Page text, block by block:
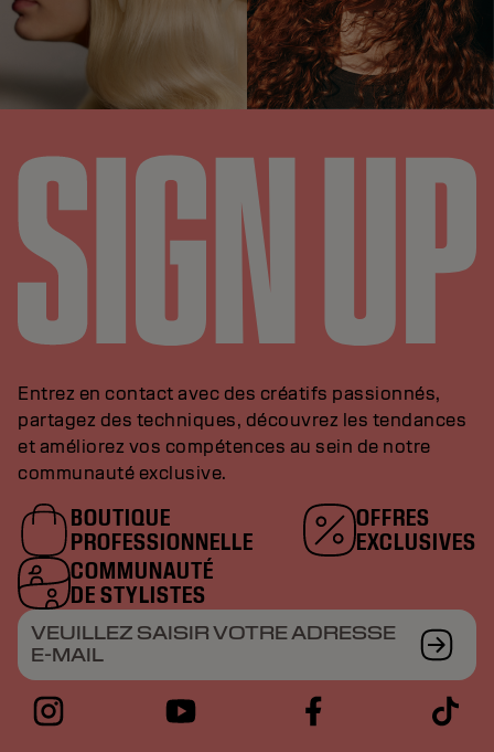
Entrez en contact avec des créatifs passionnés,
partagez des techniques, découvrez les tendances
et améliorez vos compétences au sein de notre
communauté exclusive.
BOUTIQUE
PROFESSIONNELLE
OFFRES
EXCLUSIVES
COMMUNAUTÉ
DE STYLISTES
VEUILLEZ SAISIR VOTRE ADRESSE
E-MAIL